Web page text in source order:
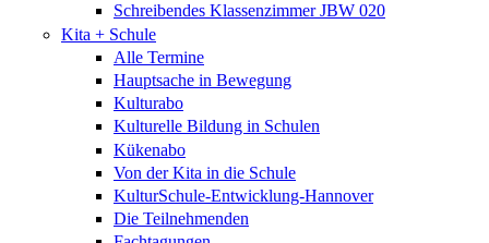
Schreibendes Klassenzimmer JBW 020
Kita + Schule
Alle Termine
Hauptsache in Bewegung
Kulturabo
Kulturelle Bildung in Schulen
Kükenabo
Von der Kita in die Schule
KulturSchule-Entwicklung-Hannover
Die Teilnehmenden